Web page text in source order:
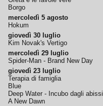
Borgo
mercoledì 5 agosto
Hokum
giovedì 30 luglio
Kim Novak's Vertigo
mercoledì 29 luglio
Spider-Man - Brand New Day
giovedì 23 luglio
Terapia di famiglia
Blue
Deep Water - Incubo dagli abissi
A New Dawn